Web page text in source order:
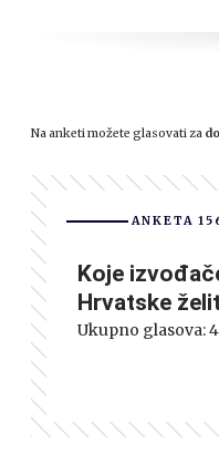
Na anketi možete glasovati za
ANKETA
Koje
Hrvatske
Ukupno glasova: